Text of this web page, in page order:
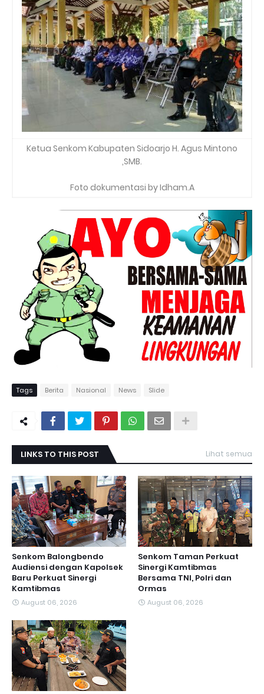
Ketua Senkom Kabupaten Sidoarjo H. Agus Mintono
,SMB.
Foto dokumentasi by Idham.A
Tags Berita Nasional News Slide
LINKS TO THIS POST Lihat semua
Senkom Balongbendo
Audiensi dengan Kapolsek
Baru Perkuat Sinergi
Kamtibmas
August 06, 2026
Senkom Taman Perkuat
Sinergi Kamtibmas
Bersama TNI, Polri dan
Ormas
August 06, 2026